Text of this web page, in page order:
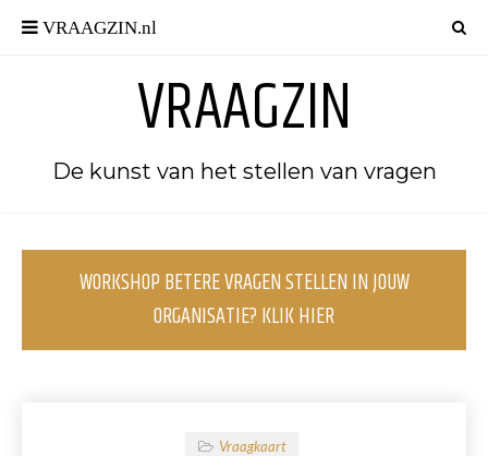
VRAAGZIN
De kunst van het stellen van vragen
WORKSHOP BETERE VRAGEN STELLEN IN JOUW
ORGANISATIE? KLIK HIER
Vraagkaart